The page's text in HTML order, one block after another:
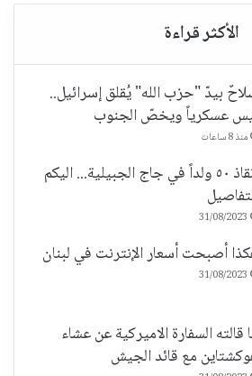
بيدّ "حزب الله" يُقلق إسرائيل..
عسكرياً ويخصّ الجنوب
منذ 8 ساعات
انقاذ ٥٠ ولداً في جاج الجبيلية... اليكم
31/08/2023
أصبحت أسعار الإنترنت في لبنان
31/08/2023
قالته السفارة الاميركية عن عشاء
مع قائد الجيش